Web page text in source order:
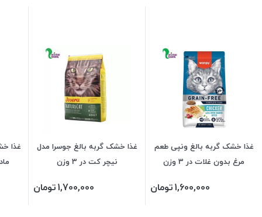
غذا خشک گربه بالغ ونپی طعم
مرغ بدون غلات در 3 وزن
1,600,000تومان
غذا خشک گربه بالغ جوسرا مدل
نیچر کت در 3 وزن
1,700,000تومان
غذا